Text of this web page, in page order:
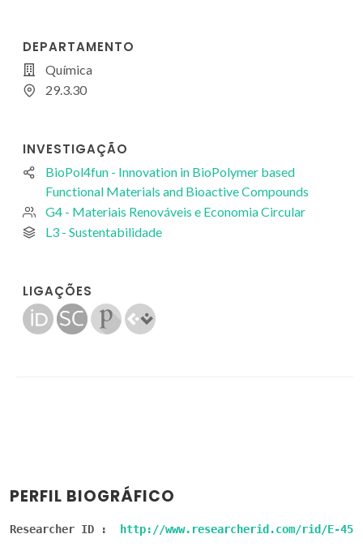
DEPARTAMENTO
Química
29.3.30
INVESTIGAÇÃO
BioPol4fun - Innovation in BioPolymer based
Functional Materials and Bioactive Compounds
G4 - Materiais Renováveis e Economia Circular
L3 - Sustentabilidade
LIGAÇÕES
PERFIL BIOGRÁFICO
Researcher ID : http://www.researcherid.com/rid/E-